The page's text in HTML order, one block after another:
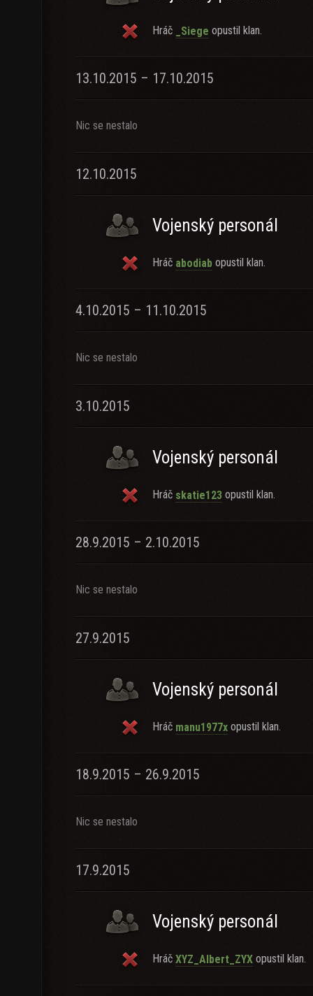
Hráč _Siege opustil klan.
13.10.2015 – 17.10.2015
Nic se nestalo
12.10.2015
Vojenský personál
Hráč abodiab opustil klan.
4.10.2015 – 11.10.2015
Nic se nestalo
3.10.2015
Vojenský personál
Hráč skatie123 opustil klan.
28.9.2015 – 2.10.2015
Nic se nestalo
27.9.2015
Vojenský personál
Hráč manu1977x opustil klan.
18.9.2015 – 26.9.2015
Nic se nestalo
17.9.2015
Vojenský personál
Hráč XYZ_Albert_ZYX opustil klan.